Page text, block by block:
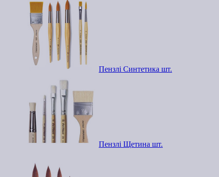
Пензлі Синтетика шт.
Пензлі Щетина шт.